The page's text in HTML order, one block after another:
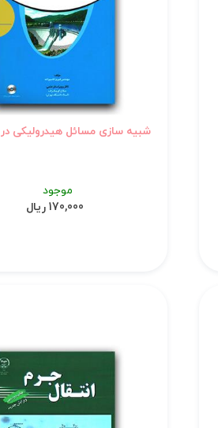
شبیه سازی مسائل هیدرولیکی در flow 3d
موجود
170,000 ریال